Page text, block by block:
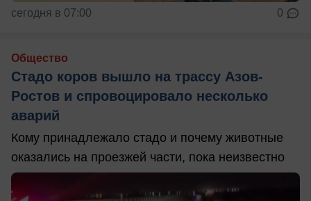
сегодня в 07:00 0
Общество
Стадо коров вышло на трассу Азов-
Ростов и спровоцировало несколько
аварий
Кому принадлежало стадо и почему животные
оказались на проезжей части, пока неизвестно